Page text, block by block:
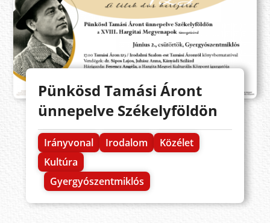
Pünkösd Tamási Áront
ünnepelve Székelyföldön
Irányvonal Irodalom
Közélet
Kultúra
Gyergyószentmiklós